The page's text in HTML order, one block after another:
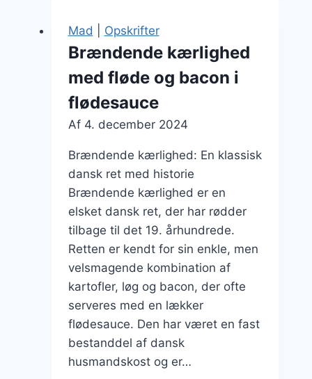
hele
ugen
Mad Opskrifter
Brændende kærlighed
med fløde og bacon i
flødesauce
Af 4. december 2024
Brændende kærlighed: En klassisk
dansk ret med historie
Brændende kærlighed er en
elsket dansk ret, der har rødder
tilbage til det 19. århundrede.
Retten er kendt for sin enkle, men
velsmagende kombination af
kartofler, løg og bacon, der ofte
serveres med en lækker
flødesauce. Den har været en fast
bestanddel af dansk
husmandskost og er…